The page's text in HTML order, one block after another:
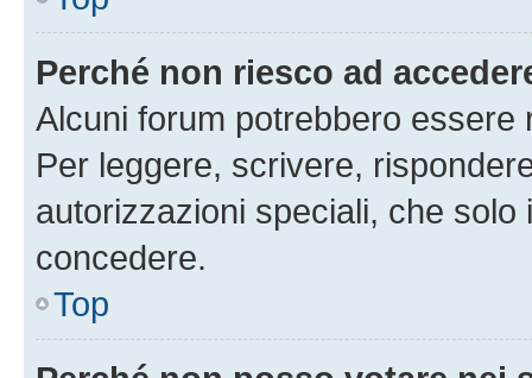
Perché non riesco ad
Alcuni forum potrebbero
Per leggere, scrivere,
autorizzazioni speciali, che solo
concedere.
Top